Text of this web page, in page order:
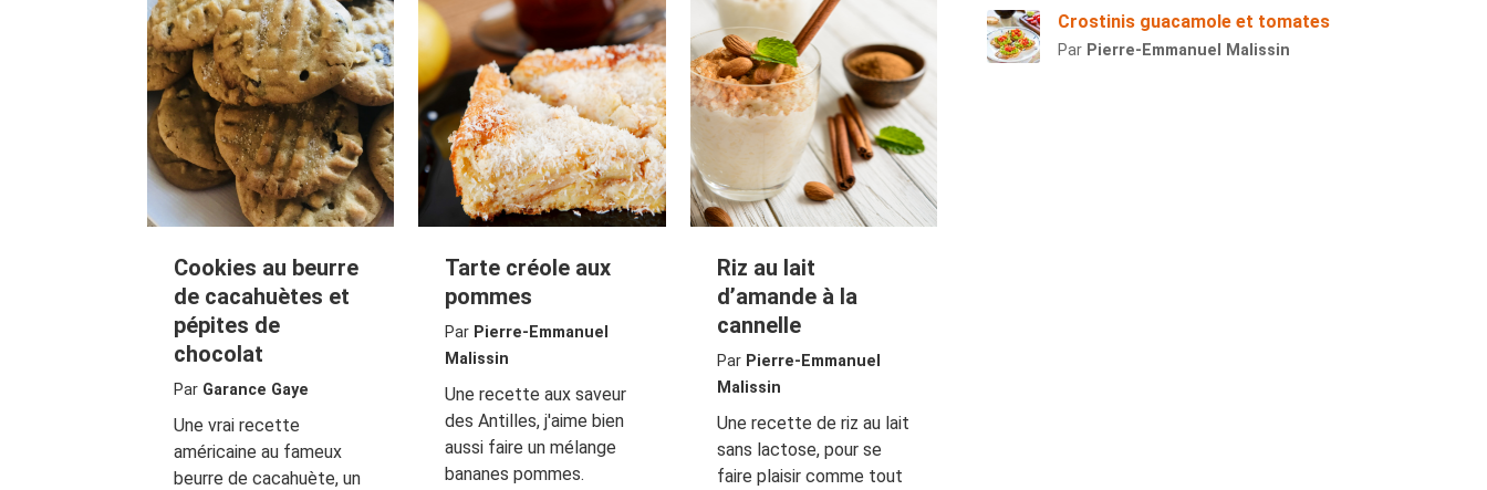
Cookies au beurre
de cacahuètes et
pépites de
chocolat
Par Garance Gaye
Une vrai recette
américaine au fameux
beurre de cacahuète, un
Tarte créole aux
pommes
Par Pierre-Emmanuel
Malissin
Une recette aux saveur
des Antilles, j'aime bien
aussi faire un mélange
bananes pommes.
Riz au lait
d’amande à la
cannelle
Par Pierre-Emmanuel
Malissin
Une recette de riz au lait
sans lactose, pour se
faire plaisir comme tout
Crostinis guacamole et tomates
Par Pierre-Emmanuel Malissin